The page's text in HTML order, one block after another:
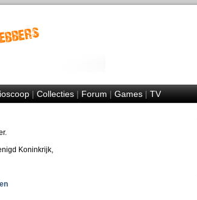
|Collecties|Forum|Games|TV
Koninkrijk,